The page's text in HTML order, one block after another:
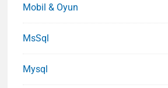
Mobil & Oyun
MsSql
Mysql